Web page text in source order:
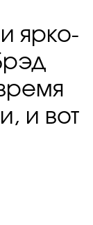
ярко-
и вот